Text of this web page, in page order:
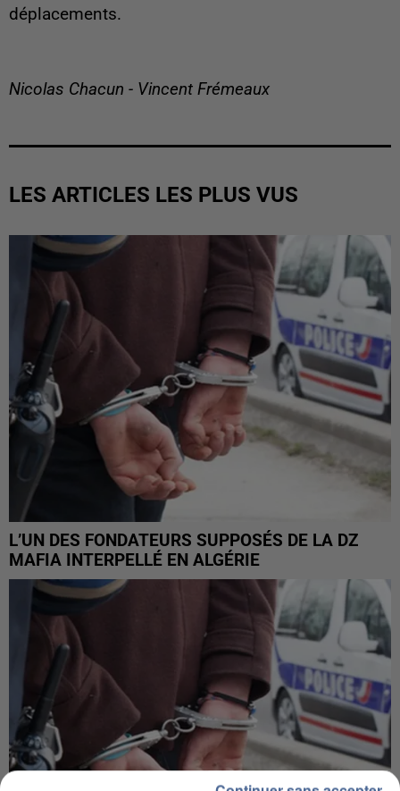
déplacements.
Nicolas Chacun - Vincent Frémeaux
LES ARTICLES LES PLUS VUS
L’UN DES FONDATEURS SUPPOSÉS DE LA DZ
MAFIA INTERPELLÉ EN ALGÉRIE